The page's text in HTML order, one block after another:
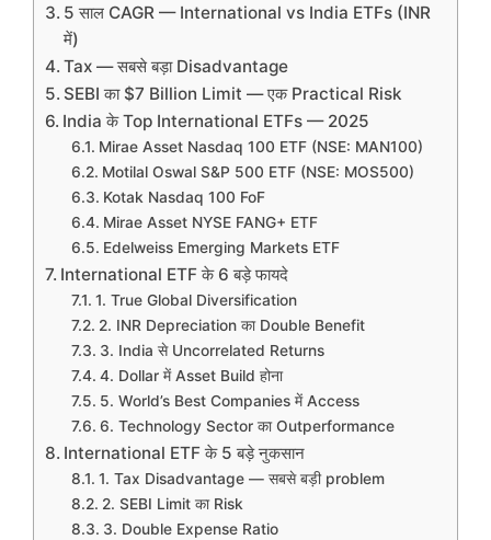
5 साल CAGR — International vs India ETFs (INR
में)
Tax — सबसे बड़ा Disadvantage
SEBI का $7 Billion Limit — एक Practical Risk
India के Top International ETFs — 2025
Mirae Asset Nasdaq 100 ETF (NSE: MAN100)
Motilal Oswal S&P 500 ETF (NSE: MOS500)
Kotak Nasdaq 100 FoF
Mirae Asset NYSE FANG+ ETF
Edelweiss Emerging Markets ETF
International ETF के 6 बड़े फायदे
1. True Global Diversification
2. INR Depreciation का Double Benefit
3. India से Uncorrelated Returns
4. Dollar में Asset Build होना
5. World’s Best Companies में Access
6. Technology Sector का Outperformance
International ETF के 5 बड़े नुकसान
1. Tax Disadvantage — सबसे बड़ी problem
2. SEBI Limit का Risk
3. Double Expense Ratio